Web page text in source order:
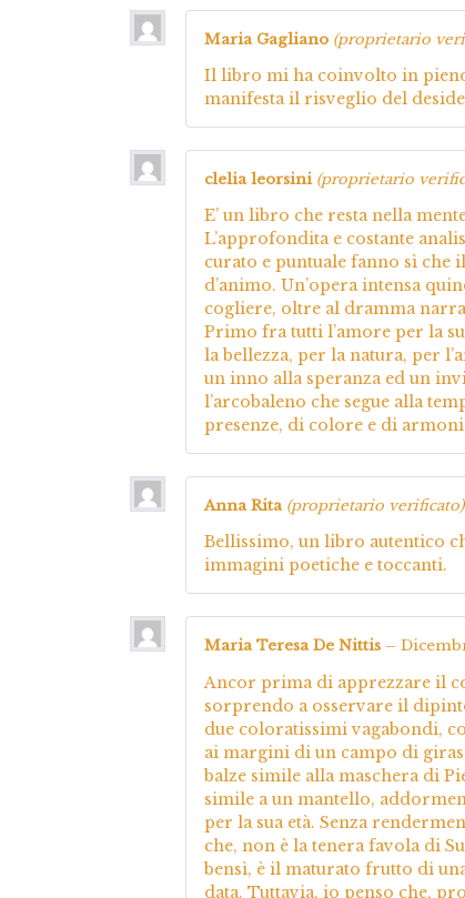
Maria Gagliano (proprietario
Il libro mi ha coinvolto in
manifesta il risveglio del
clelia leorsini (proprietario
E’ un libro che resta nella
L’approfondita e costante
curato e puntuale fanno sì che
d’animo. Un’opera intensa
cogliere, oltre al dramma
Primo fra tutti l’amore per la
la bellezza, per la natura, per
un inno alla speranza ed un
l’arcobaleno che segue alla
presenze, di colore e di
Anna Rita (proprietario verificato)
Bellissimo, un libro autentico
immagini poetiche e toccanti.
Maria Teresa De Nittis –
Ancor prima di apprezzare il
sorprendo a osservare il
due coloratissimi vagabondi,
ai margini di un campo di
balze simile alla maschera di
simile a un mantello,
per la sua età. Senza
che, non è la tenera favola di
bensì, è il maturato frutto di
data. Tuttavia, io penso che,